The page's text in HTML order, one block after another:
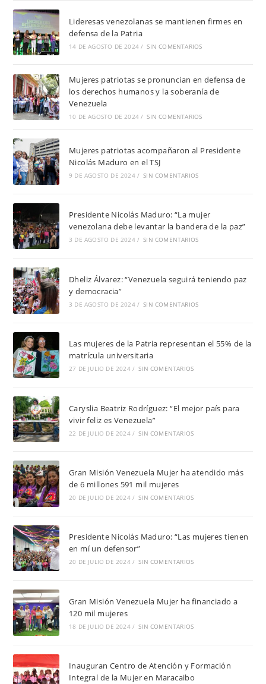
Lideresas venezolanas se mantienen firmes en
defensa de la Patria
14 DE AGOSTO DE 2024 / SIN COMENTARIOS
Mujeres patriotas se pronuncian en defensa de
los derechos humanos y la soberanía de
Venezuela
10 DE AGOSTO DE 2024 / SIN COMENTARIOS
Mujeres patriotas acompañaron al Presidente
Nicolás Maduro en el TSJ
9 DE AGOSTO DE 2024 / SIN COMENTARIOS
Presidente Nicolás Maduro: “La mujer
venezolana debe levantar la bandera de la paz”
3 DE AGOSTO DE 2024 / SIN COMENTARIOS
Dheliz Álvarez: “Venezuela seguirá teniendo paz
y democracia”
3 DE AGOSTO DE 2024 / SIN COMENTARIOS
Las mujeres de la Patria representan el 55% de la
matrícula universitaria
27 DE JULIO DE 2024 / SIN COMENTARIOS
Caryslia Beatriz Rodríguez: “El mejor país para
vivir feliz es Venezuela”
22 DE JULIO DE 2024 / SIN COMENTARIOS
Gran Misión Venezuela Mujer ha atendido más
de 6 millones 591 mil mujeres
20 DE JULIO DE 2024 / SIN COMENTARIOS
Presidente Nicolás Maduro: “Las mujeres tienen
en mí un defensor”
20 DE JULIO DE 2024 / SIN COMENTARIOS
Gran Misión Venezuela Mujer ha financiado a
120 mil mujeres
18 DE JULIO DE 2024 / SIN COMENTARIOS
Inauguran Centro de Atención y Formación
Integral de la Mujer en Maracaibo